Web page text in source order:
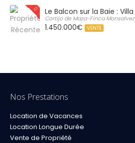
Le Balcon sur la Baie :
Cortijo de Maza-Finca
1.450.000€ VENTE
Nos Prestations
Location de Vacances
Location Longue Durée
Vente de Propriété